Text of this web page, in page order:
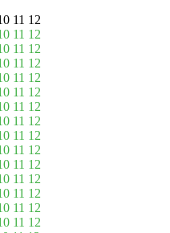
11 12
11 12
11 12
11 12
11 12
11 12
11 12
11 12
11 12
11 12
11 12
11 12
11 12
11 12
11 12